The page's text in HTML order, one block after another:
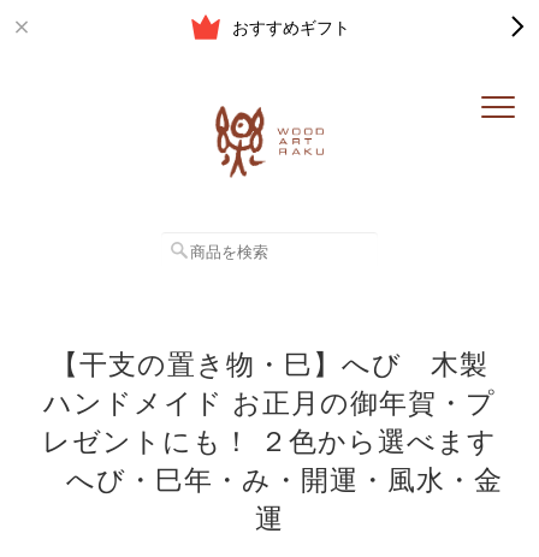
おすすめギフト
【干支の置き物・巳】へび 木製
ハンドメイド お正月の御年賀・プ
レゼントにも！ ２色から選べます
へび・巳年・み・開運・風水・金
運